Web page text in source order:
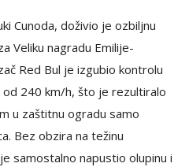
Cunoda, doživio je ozbiljnu
Veliku nagradu Emilije-
Red Bul je izgubio kontrolu
240 km/h, što je rezultiralo
u zaštitnu ogradu samo
Bez obzira na težinu
samostalno napustio olupinu i